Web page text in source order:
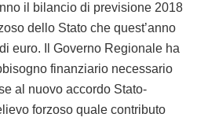
il bilancio di previsione 2018
dello Stato che quest’anno
euro. Il Governo Regionale ha
finanziario necessario
al nuovo accordo Stato-
forzoso quale contributo